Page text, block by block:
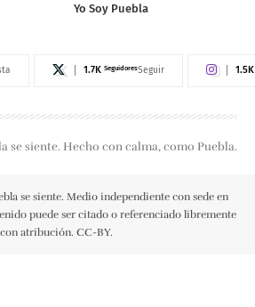
Yo Soy Puebla
1.7K SeguidoresSeguir 1.5K
se siente. Hecho con calma, como Puebla.
se siente. Medio independiente con sede en
puede ser citado o referenciado libremente
con atribución. CC-BY.